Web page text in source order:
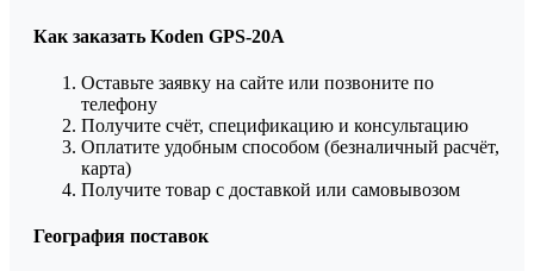
Как заказать Koden GPS-20A
Оставьте заявку на сайте или позвоните по
телефону
Получите счёт, спецификацию и консультацию
Оплатите удобным способом (безналичный расчёт,
карта)
Получите товар с доставкой или самовывозом
География поставок